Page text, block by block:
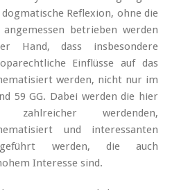
Reflexion, ohne die
betrieben werden
Hand, dass insbesondere
Einflüsse auf das
werden, nicht nur im
59 GG. Dabei werden die hier
zahlreicher werdenden,
und interessanten
werden, die auch
Interesse sind.